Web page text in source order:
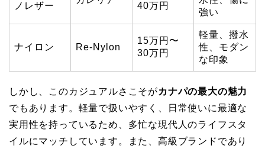
ノレザー 40万円
強い
ナイロン Re-Nylon
15万円〜
30万円
軽量、撥水
性、モダン
な印象
しかし、このカジュアルさこそがカナパの最大の魅力
でもあります。軽量で扱いやすく、日常使いに最適な
実用性を持っているため、多忙な現代人のライフスタ
イルにマッチしています。また、高級ブランドであり